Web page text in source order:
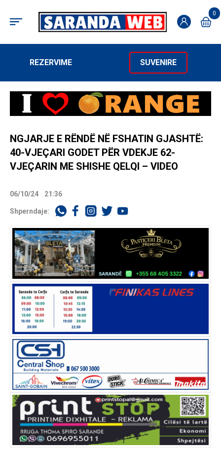
0
REZERVIME SUVENIRE
NGJARJE E RËNDË NË FSHATIN GJASHTË:
40-VJEÇARI GODET PËR VDEKJE 62-
VJEÇARIN ME SHISHE QELQI – VIDEO
06/10/24 21:36
Shperndaje: